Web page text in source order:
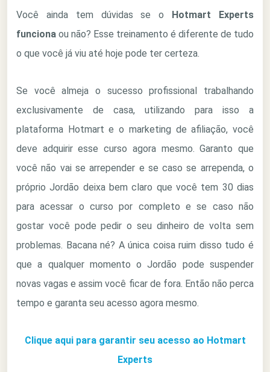
Você ainda tem dúvidas se o Hotmart Experts
funciona ou não? Esse treinamento é diferente de tudo
o que você já viu até hoje pode ter certeza.
Se você almeja o sucesso profissional trabalhando
exclusivamente de casa, utilizando para isso a
plataforma Hotmart e o marketing de afiliação, você
deve adquirir esse curso agora mesmo. Garanto que
você não vai se arrepender e se caso se arrependa, o
próprio Jordão deixa bem claro que você tem 30 dias
para acessar o curso por completo e se caso não
gostar você pode pedir o seu dinheiro de volta sem
problemas. Bacana né? A única coisa ruim disso tudo é
que a qualquer momento o Jordão pode suspender
novas vagas e assim você ficar de fora. Então não perca
tempo e garanta seu acesso agora mesmo.
Clique aqui para garantir seu acesso ao Hotmart
Experts